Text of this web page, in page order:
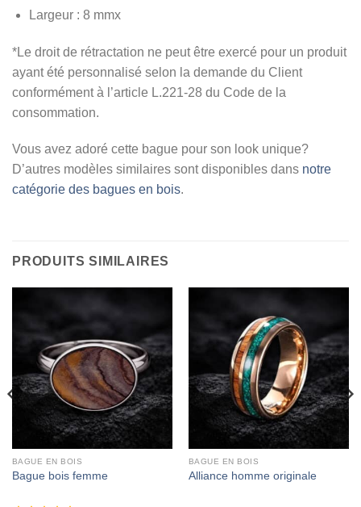
Largeur : 8 mmx
*Le droit de rétractation ne peut être exercé pour un produit
ayant été personnalisé selon la demande du Client
conformément à l’article L.221-28 du Code de la
consommation.
Vous avez adoré cette bague pour son look unique?
D’autres modèles similaires sont disponibles dans notre
catégorie des bagues en bois.
PRODUITS SIMILAIRES
BAGUE EN BOIS
Bague bois femme
BAGUE EN BOIS
Alliance homme originale